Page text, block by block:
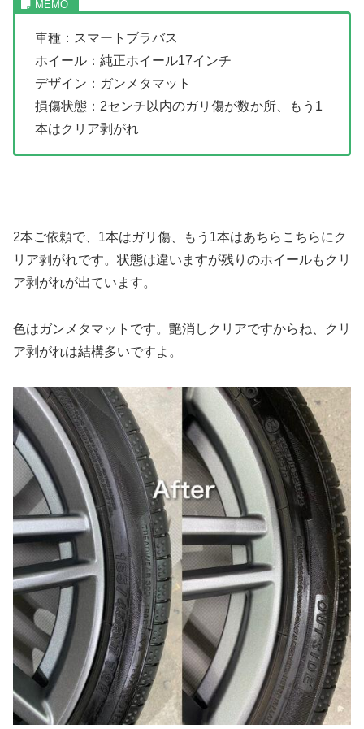
車種：スマートブラバス
ホイール：純正ホイール17インチ
デザイン：ガンメタマット
損傷状態：2センチ以内のガリ傷が数か所、もう1
本はクリア剥がれ
2本ご依頼で、1本はガリ傷、もう1本はあちらこちらにク
リア剥がれです。状態は違いますが残りのホイールもクリ
ア剥がれが出ています。
色はガンメタマットです。艶消しクリアですからね、クリ
ア剥がれは結構多いですよ。